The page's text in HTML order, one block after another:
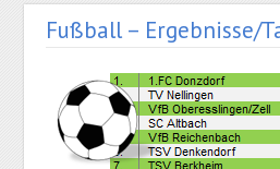
Fußball – Ergebnisse/